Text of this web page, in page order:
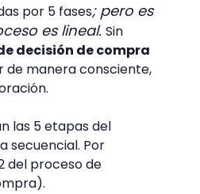
por 5 fases; pero es
es lineal. Sin
decisión de compra
de manera consciente,
las 5 etapas del
secuencial. Por
del proceso de